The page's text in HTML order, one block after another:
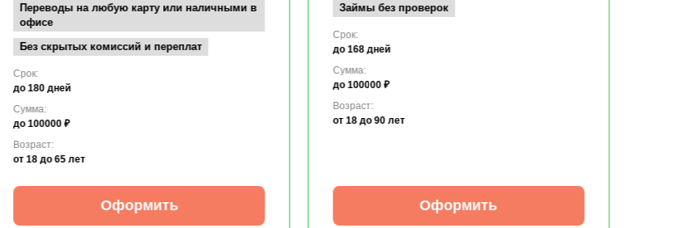
Переводы на любую карту или наличными в
офисе
Без скрытых комиссий и переплат
Срок:
до 180 дней
Сумма:
до 100000 ₽
Возраст:
от 18 до 65 лет
Оформить
Займы без проверок
Срок:
до 168 дней
Сумма:
до 100000 ₽
Возраст:
от 18 до 90 лет
Оформить